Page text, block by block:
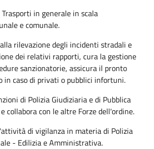
in generale in scala
e comunale.
rilevazione degli incidenti stradali e
dei relativi rapporti, cura la gestione
sanzionatorie, assicura il pronto
in caso di privati o pubblici infortuni.
di Polizia Giudiziaria e di Pubblica
collabora con le altre Forze dell'ordine.
di vigilanza in materia di Polizia
- Edilizia e Amministrativa.